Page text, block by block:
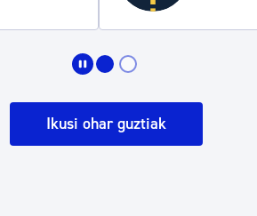
Gune
Ikusi ohar guztiak